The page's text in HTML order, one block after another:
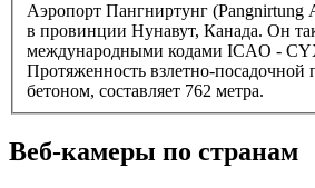
Аэропорт Пангниртунг (Pangnirtung
в провинции Нунавут, Канада. Он
международными кодами ICAO -
Протяженность взлетно-
бетоном, составляет 762 метра.
Веб-камеры по странам